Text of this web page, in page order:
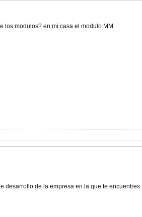
los modulos? en mi casa el modulo MM
desarrollo de la empresa en la que te encuentres.